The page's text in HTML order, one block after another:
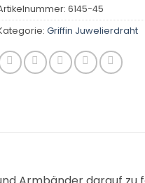
6145-45
Griffin Juwelierdraht